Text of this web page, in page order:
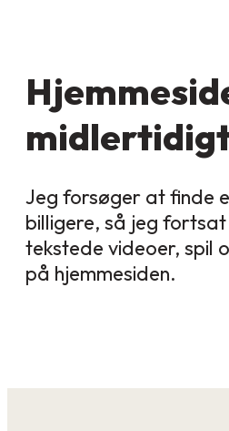
Jeg forsøger at finde
billigere, så jeg fortsat
tekstede videoer, spil
på hjemmesiden.